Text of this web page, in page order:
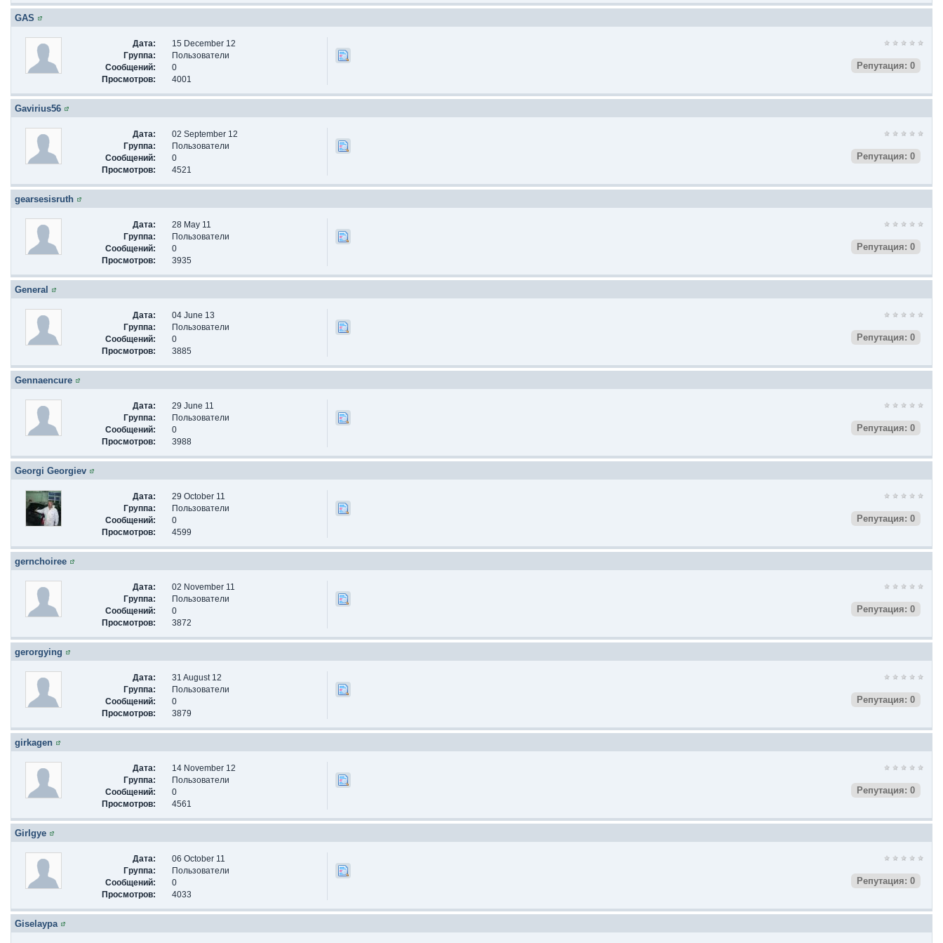
GAS
Дата:
15 December 12
Группа:
Пользователи
Сообщений:
0
Просмотров:
4001
Репутация: 0
Gavirius56
Дата:
02 September 12
Группа:
Пользователи
Сообщений:
0
Просмотров:
4521
Репутация: 0
gearsesisruth
Дата:
28 May 11
Группа:
Пользователи
Сообщений:
0
Просмотров:
3935
Репутация: 0
General
Дата:
04 June 13
Группа:
Пользователи
Сообщений:
0
Просмотров:
3885
Репутация: 0
Gennaencure
Дата:
29 June 11
Группа:
Пользователи
Сообщений:
0
Просмотров:
3988
Репутация: 0
Georgi Georgiev
Дата:
29 October 11
Группа:
Пользователи
Сообщений:
0
Просмотров:
4599
Репутация: 0
gernchoiree
Дата:
02 November 11
Группа:
Пользователи
Сообщений:
0
Просмотров:
3872
Репутация: 0
gerorgying
Дата:
31 August 12
Группа:
Пользователи
Сообщений:
0
Просмотров:
3879
Репутация: 0
girkagen
Дата:
14 November 12
Группа:
Пользователи
Сообщений:
0
Просмотров:
4561
Репутация: 0
Girlgye
Дата:
06 October 11
Группа:
Пользователи
Сообщений:
0
Просмотров:
4033
Репутация: 0
Giselaypa